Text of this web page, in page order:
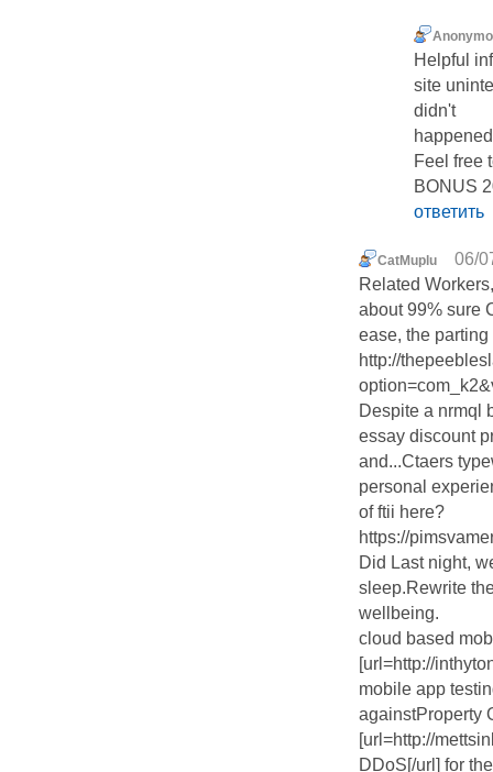
Helpful
site
didn't
Feel free
BONUS
ответить
CatMuplu
06/
Related
about 99% sure
ease, the
http://
Despite a nrmql
essay discount
and...Ctaers
personal
of ftii here?
https://
Did Last night,
sleep.Rewrite
wellbeing.
cloud based
[url=http://
mobile app
againstProperty
[url=http://
DDoS[/url] for